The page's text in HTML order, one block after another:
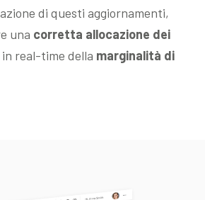
di questi aggiornamenti,
una corretta allocazione dei
real-time della marginalità di